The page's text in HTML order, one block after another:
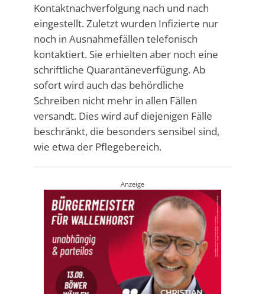
Kontaktnachverfolgung nach und nach
eingestellt. Zuletzt wurden Infizierte nur
noch in Ausnahmefällen telefonisch
kontaktiert. Sie erhielten aber noch eine
schriftliche Quarantäneverfügung. Ab
sofort wird auch das behördliche
Schreiben nicht mehr in allen Fällen
versandt. Dies wird auf diejenigen Fälle
beschränkt, die besonders sensibel sind,
wie etwa der Pflegebereich.
Anzeige